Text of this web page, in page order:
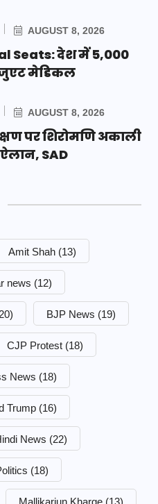
AUGUST 8, 2026
Seats: देश में 5,000
मेडिकल
AUGUST 8, 2026
पर शिरोमणि अकाली
SAD
Amit Shah (13)
news (12)
BJP News (19)
CJP Protest (18)
News (18)
Trump (16)
News (22)
(18)
Mallikarjun Kharge (13)